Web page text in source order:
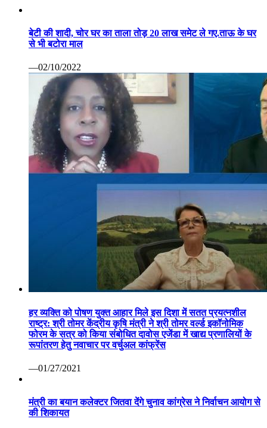
बेटी की शादी, चोर घर का ताला तोड़ 20 लाख समेट ले गए.ताऊ के घर
से भी बटोरा माल
—02/10/2022
हर व्यक्ति को पोषण युक्त आहार मिले इस दिशा में सतत प्रयत्नशील
राष्ट्र: श्री तोमर केंद्रीय कृषि मंत्री ने श्री तोमर वर्ल्ड इकॉनोमिक
फोरम के सत्र को किया संबोधित दावोस एजेंडा में खाद्य प्रणालियों के
रूपांतरण हेतु नवाचार पर वर्चुअल कांफ्रेंस
—01/27/2021
मंत्री का बयान कलेक्टर जितवा देंगे चुनाव कांग्रेस ने निर्वाचन आयोग से
की शिकायत